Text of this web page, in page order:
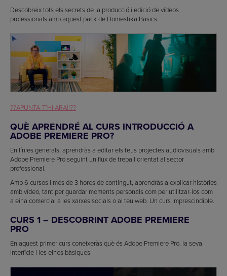
Descobreix tots els secrets de la producció i edició de vídeos
professionals amb aquest pack de Domestika Basics.
??APUNTA-T’HI ARA!!??
QUÈ APRENDRÉ AL CURS INTRODUCCIÓ A
ADOBE PREMIERE PRO?
En línies generals, aprendràs a editar els teus projectes audiovisuals amb
Adobe Premiere Pro seguint un flux de treball orientat al sector
professional.
Amb 6 cursos i més de 3 hores de contingut, aprendràs a explicar històries
amb vídeo, tant per guardar moments personals com per utilitzar-los com
a eina comercial a les xarxes socials o al teu web. Un curs imprescindible.
CURS 1 – DESCOBRINT ADOBE PREMIERE
PRO
En aquest primer curs coneixeràs què és Adobe Premiere Pro, la seva
interfície i les eines bàsiques.